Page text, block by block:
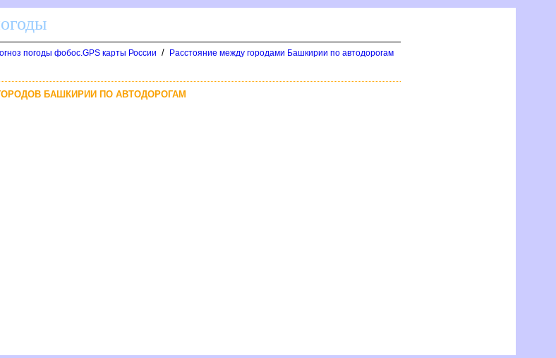
погоды фобос.GPS карты России / Расстояние между городами Башкирии по автодорогам
БАШКИРИИ ПО АВТОДОРОГАМ